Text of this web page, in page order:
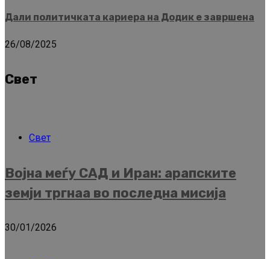
Дали политичката кариера на Додик е завршена
26/08/2025
Свет
Свет
Војна меѓу САД и Иран: арапските
земји тргнаа во последна мисија
30/01/2026